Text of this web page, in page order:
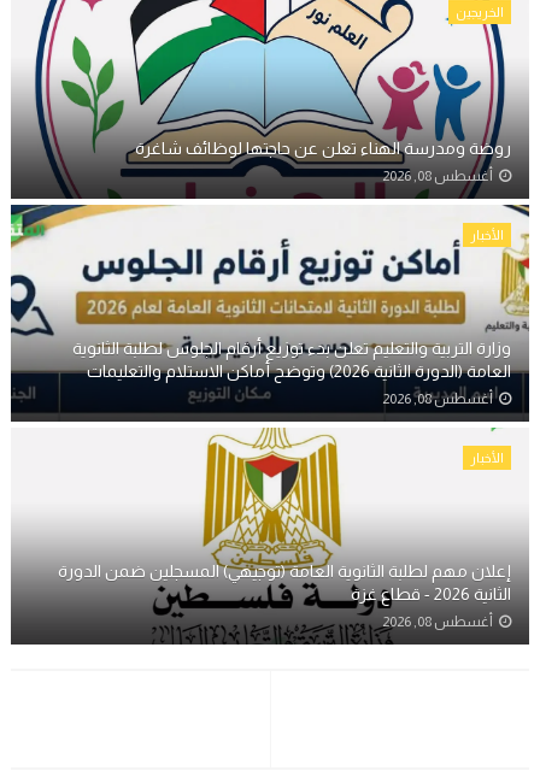
الخريجين
روضة ومدرسة الهناء تعلن عن حاجتها لوظائف شاغرة
أغسطس 08, 2026
الأخبار
وزارة التربية والتعليم تعلن بدء توزيع أرقام الجلوس لطلبة الثانوية
العامة (الدورة الثانية 2026) وتوضح أماكن الاستلام والتعليمات
أغسطس 08, 2026
الأخبار
إعلان مهم لطلبة الثانوية العامة (توجيهي) المسجلين ضمن الدورة
الثانية 2026 - قطاع غزة
أغسطس 08, 2026